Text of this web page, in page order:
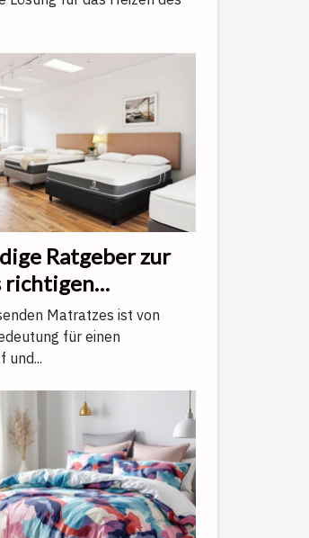
Ratgeber zur
richtigen
Matratzes ist von
für einen
und...